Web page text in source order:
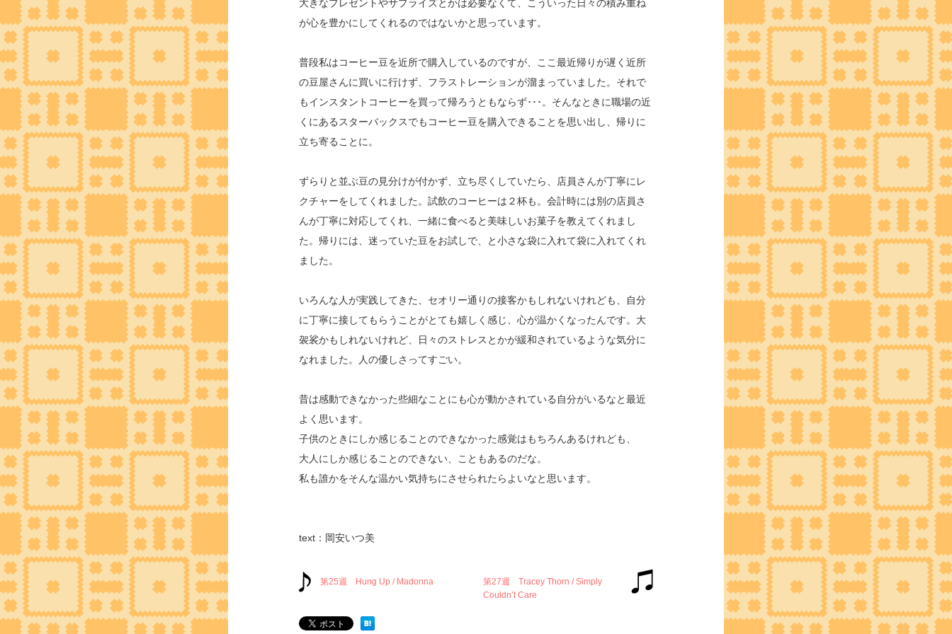
大きなプレゼントやサプライズとかは必要なくて、こういった日々の積み重ね
が心を豊かにしてくれるのではないかと思っています。
普段私はコーヒー豆を近所で購入しているのですが、ここ最近帰りが遅く近所
の豆屋さんに買いに行けず、フラストレーションが溜まっていました。それで
もインスタントコーヒーを買って帰ろうともならず･･･。そんなときに職場の近
くにあるスターバックスでもコーヒー豆を購入できることを思い出し、帰りに
立ち寄ることに。
ずらりと並ぶ豆の見分けが付かず、立ち尽くしていたら、店員さんが丁寧にレ
クチャーをしてくれました。試飲のコーヒーは２杯も。会計時には別の店員さ
んが丁寧に対応してくれ、一緒に食べると美味しいお菓子を教えてくれまし
た。帰りには、迷っていた豆をお試しで、と小さな袋に入れて袋に入れてくれ
ました。
いろんな人が実践してきた、セオリー通りの接客かもしれないけれども、自分
に丁寧に接してもらうことがとても嬉しく感じ、心が温かくなったんです。大
袈裟かもしれないけれど、日々のストレスとかが緩和されているような気分に
なれました。人の優しさってすごい。
昔は感動できなかった些細なことにも心が動かされている自分がいるなと最近
よく思います。
子供のときにしか感じることのできなかった感覚はもちろんあるけれども、
大人にしか感じることのできない、こともあるのだな。
私も誰かをそんな温かい気持ちにさせられたらよいなと思います。
text：岡安いつ美
第25週 Hung Up / Madonna
第27週 Tracey Thorn / Simply
Couldn’t Care